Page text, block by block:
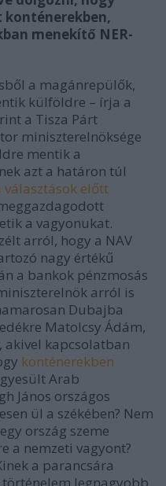
menekítő NER-
a magánrepülők,
külföldre – írja a
a Tisza Párt
miniszterelnöksége
mentik a
azt a határon túl
választások előtt
a vagyonukat.
arról, hogy a NAV
nagy értékű
a bankok pénzmosás
arról is
Dubajba
Matolcsy Ádám,
kapcsolatban
konténerekben
Arab
János országos
ül a székében? Nem
ország szeme
a nemzeti vagyont?
a parancsára